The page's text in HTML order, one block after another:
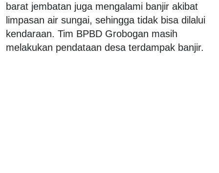
barat jembatan juga mengalami banjir akibat
limpasan air sungai, sehingga tidak bisa dilalui
kendaraan. Tim BPBD Grobogan masih
melakukan pendataan desa terdampak banjir.